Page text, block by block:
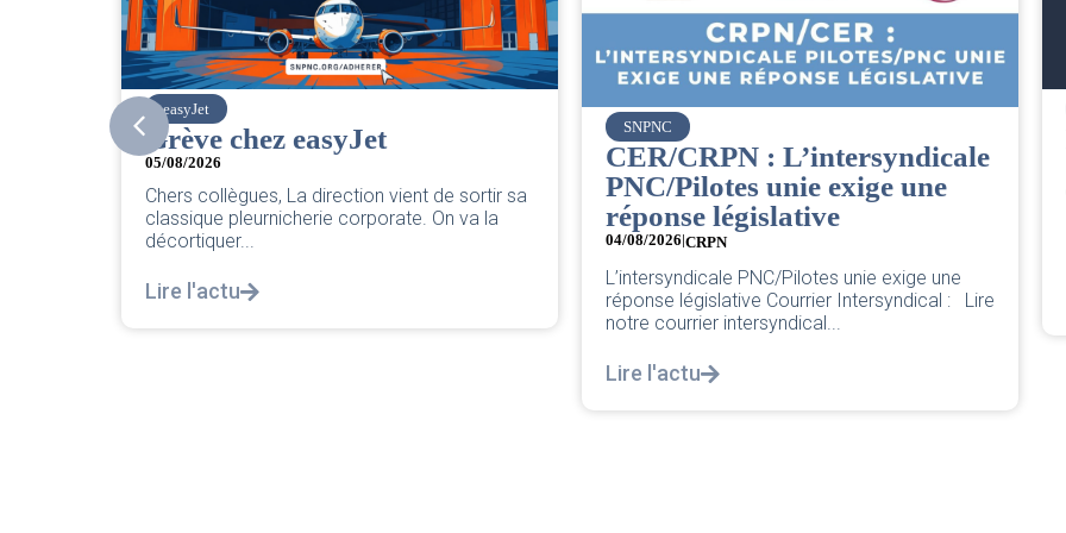
SNPNC
CER/CRPN : L’intersyndicale
PNC/Pilotes unie exige une
réponse législative
04/08/2026 |CRPN
L’intersyndicale PNC/Pilotes unie exige une
réponse législative Courrier Intersyndical : Lire
Vueling
Bienvenue à la nouvelle
Cheffe de Base PNC d’Orly.
04/08/2026
Pour une base plus forte et plus juste. Chère
nouvelle Cheffe de Base PNC d’Orly,...
Lire l'actu